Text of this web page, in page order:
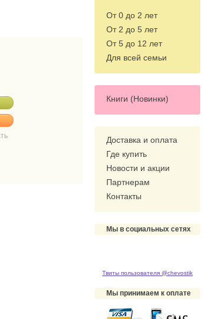
От 0 до 2 лет
От 2 до 5 лет
От 5 до 12 лет
Для всей семьи
Книги (Новинки)
Доставка и оплата
Где купить
Новости и акции
Партнерам
Контакты
Мы в социальных сетях
Твиты пользователя @chevostik
Мы принимаем к оплате